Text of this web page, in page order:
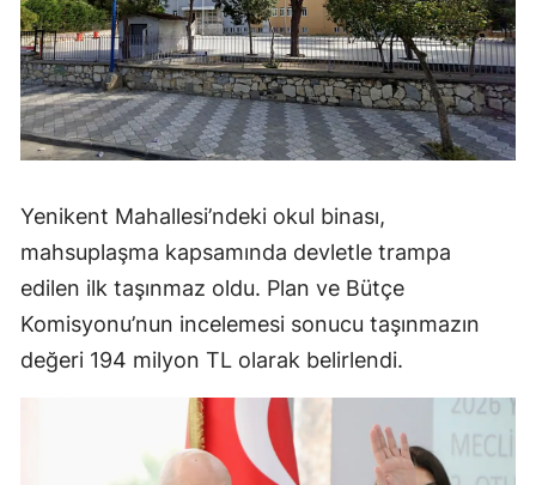
Yenikent Mahallesi’ndeki okul binası,
mahsuplaşma kapsamında devletle trampa
edilen ilk taşınmaz oldu. Plan ve Bütçe
Komisyonu’nun incelemesi sonucu taşınmazın
değeri 194 milyon TL olarak belirlendi.